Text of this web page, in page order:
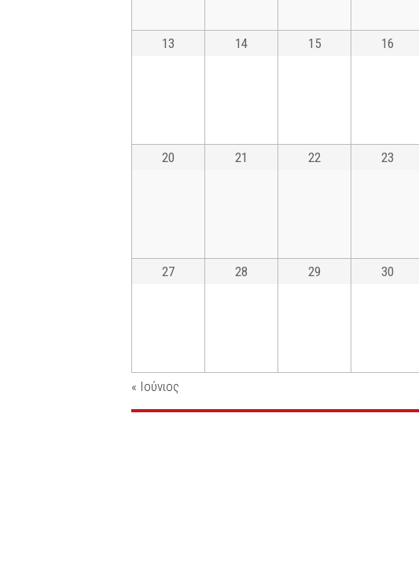
13 14 15 16
20 21 22 23
27 28 29 30
« Ιούνιος